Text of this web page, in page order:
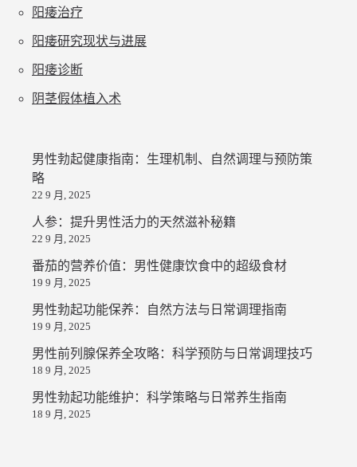
阳痿治疗
阳痿研究现状与进展
阳痿诊断
阴茎假体植入术
男性勃起健康指南：生理机制、自然调理与预防策
略
22 9 月, 2025
人参：提升男性活力的天然滋补秘籍
22 9 月, 2025
番茄的营养价值：男性健康饮食中的超级食材
19 9 月, 2025
男性勃起功能保养：自然方法与日常调理指南
19 9 月, 2025
男性前列腺保养全攻略：科学预防与日常调理技巧
18 9 月, 2025
男性勃起功能维护：科学策略与日常养生指南
18 9 月, 2025